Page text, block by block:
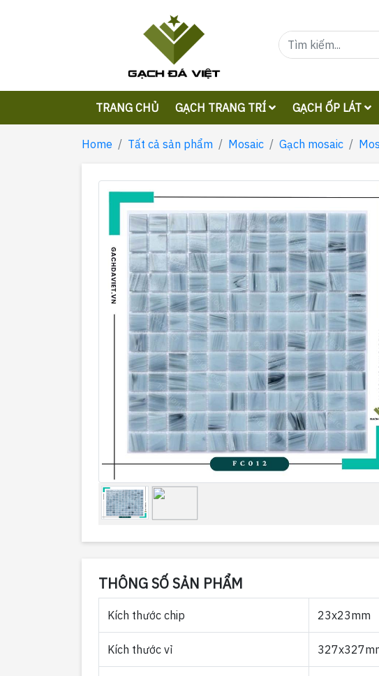
TRANG CHỦ GẠCH TRANG TRÍ GẠCH ỐP LÁT
Home Tất cả sản phẩm Mosaic Gạch mosaic
THÔNG SỐ SẢN PHẨM
Kích thước chip 23x23mm
Kích thước vỉ